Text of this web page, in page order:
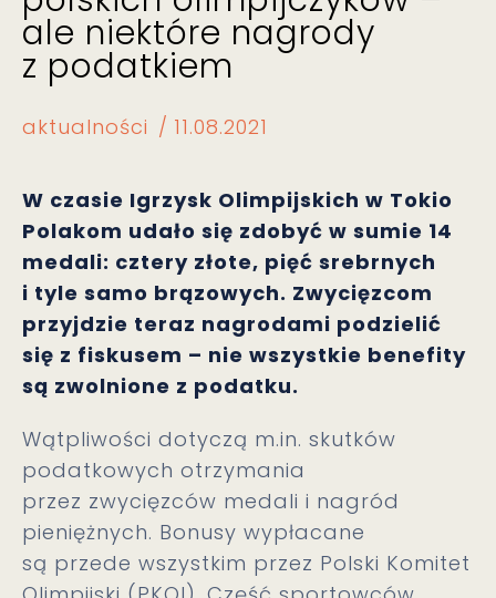
ale niektóre nagrody
z podatkiem
aktualności 11.08.2021
W czasie Igrzysk Olimpijskich w Tokio
Polakom udało się zdobyć w sumie 14
medali: cztery złote, pięć srebrnych
i tyle samo brązowych. Zwycięzcom
przyjdzie teraz nagrodami podzielić
się z fiskusem – nie wszystkie benefity
są zwolnione z podatku.
Wątpliwości dotyczą m.in. skutków
podatkowych otrzymania
przez zwycięzców medali i nagród
pieniężnych. Bonusy wypłacane
są przede wszystkim przez Polski Komitet